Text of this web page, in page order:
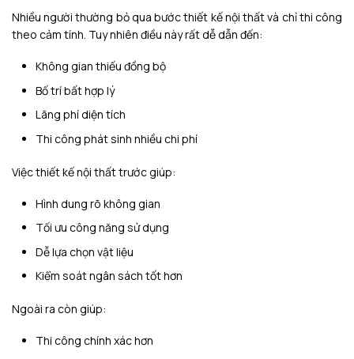
Nhiều người thường bỏ qua bước thiết kế nội thất và chỉ thi công
theo cảm tính. Tuy nhiên điều này rất dễ dẫn đến:
Không gian thiếu đồng bộ
Bố trí bất hợp lý
Lãng phí diện tích
Thi công phát sinh nhiều chi phí
Việc thiết kế nội thất trước giúp:
Hình dung rõ không gian
Tối ưu công năng sử dụng
Dễ lựa chọn vật liệu
Kiểm soát ngân sách tốt hơn
Ngoài ra còn giúp:
Thi công chính xác hơn